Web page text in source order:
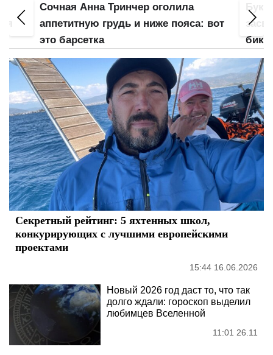
Сочная Анна Тринчер оголила
аппетитную грудь и ниже пояса: вот
это барсетка
Секретный рейтинг: 5 яхтенных школ,
конкурирующих с лучшими европейскими
проектами
15:44 16.06.2026
Новый 2026 год даст то, что так
долго ждали: гороскоп выделил
любимцев Вселенной
11:01 26.11